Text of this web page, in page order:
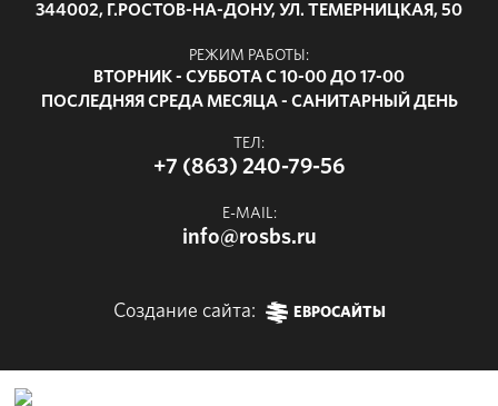
344002, Г.РОСТОВ-НА-ДОНУ, УЛ. ТЕМЕРНИЦКАЯ, 50
РЕЖИМ РАБОТЫ:
ВТОРНИК - СУББОТА С 10-00 ДО 17-00
ПОСЛЕДНЯЯ СРЕДА МЕСЯЦА - САНИТАРНЫЙ ДЕНЬ
ТЕЛ:
+7 (863) 240-79-56
E-MAIL:
info@rosbs.ru
Создание сайта: ЕВРОСАЙТЫ